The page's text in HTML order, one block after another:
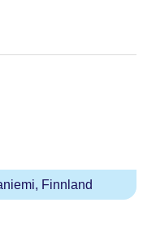
Finnland